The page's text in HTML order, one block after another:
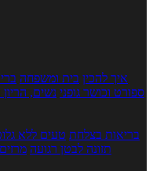
איך להכין בית ומשפחה
ספורט וכושר גופני נשים, הריון
בריאות בצלחת טעים ללא
תזונה לבטן רגועה